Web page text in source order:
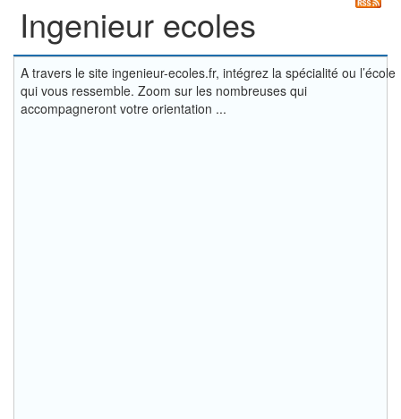
Ingenieur ecoles
A travers le site ingenieur-ecoles.fr, intégrez la spécialité ou l’école
qui vous ressemble. Zoom sur les nombreuses qui
accompagneront votre orientation ...